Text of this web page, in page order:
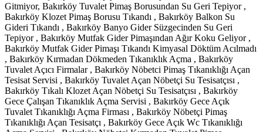
Gitmiyor, Bakırköy Tuvalet Pimaş Borusundan Su Geri Tepiyor ,
Bakırköy Klozet Pimaş Borusu Tıkandı , Bakırköy Balkon Su
Gideri Tıkandı , Bakırköy Banyo Gider Süzgecinden Su Geri
Tepiyor , Bakırköy Mutfak Gider Pimaşından Ağır Koku Geliyor ,
Bakırköy Mutfak Gider Pimaşı Tıkandı Kimyasal Döktüm Acılmadı
, Bakırköy Kırmadan Dökmeden Tıkanıklık Açma , Bakırköy
Tuvalet Açıcı Firmalar , Bakırköy Nöbetci Pimaş Tıkanıklığı Açan
Tesisat Servisi , Bakırköy Tuvalet Açan Nöbetçi Su Tesisatçısı ,
Bakırköy Tıkalı Klozet Açan Nöbetçi Su Tesisatçısı , Bakırköy
Gece Çalışan Tıkanıklık Açma Servisi , Bakırköy Gece Açık
Tuvalet Tıkanıklığı Açma Firması , Bakırköy Nöbetçi Pimaş
Tıkanıklığı Açan Tesisatçı , Bakırköy Gece Açık Wc Tıkanıklığı